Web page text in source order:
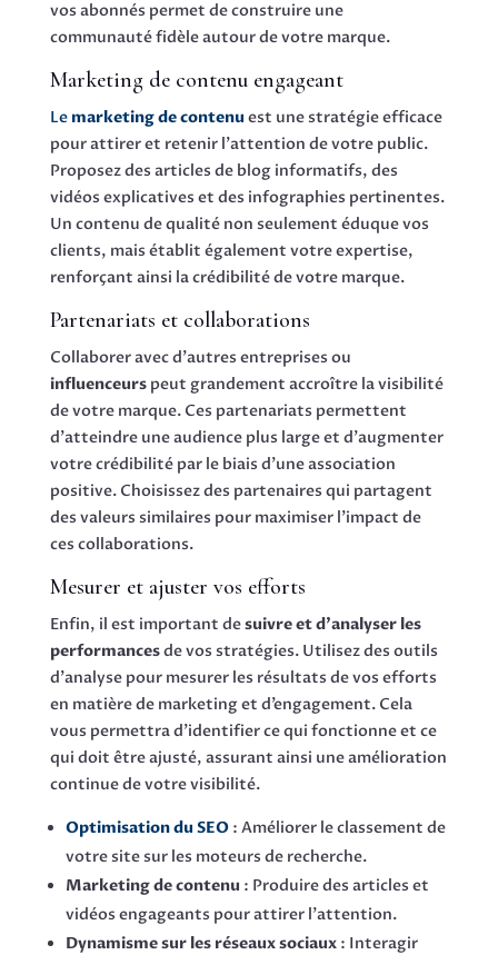
vos abonnés permet de construire une
communauté fidèle autour de votre marque.
Marketing de contenu engageant
Le marketing de contenu est une stratégie efficace
pour attirer et retenir l’attention de votre public.
Proposez des articles de blog informatifs, des
vidéos explicatives et des infographies pertinentes.
Un contenu de qualité non seulement éduque vos
clients, mais établit également votre expertise,
renforçant ainsi la crédibilité de votre marque.
Partenariats et collaborations
Collaborer avec d’autres entreprises ou
influenceurspeut grandement accroître la visibilité
de votre marque. Ces partenariats permettent
d’atteindre une audience plus large et d’augmenter
votre crédibilité par le biais d’une association
positive. Choisissez des partenaires qui partagent
des valeurs similaires pour maximiser l’impact de
ces collaborations.
Mesurer et ajuster vos efforts
Enfin, il est important desuivre et d’analyser les
performancesde vos stratégies. Utilisez des outils
d’analyse pour mesurer les résultats de vos efforts
en matière de marketing et d’engagement. Cela
vous permettra d’identifier ce qui fonctionne et ce
qui doit être ajusté, assurant ainsi une amélioration
continue de votre visibilité.
Optimisation du SEO: Améliorer le classement de
votre site sur les moteurs de recherche.
Marketing de contenu : Produire des articles et
vidéos engageants pour attirer l’attention.
Dynamisme sur les réseaux sociaux: Interagir